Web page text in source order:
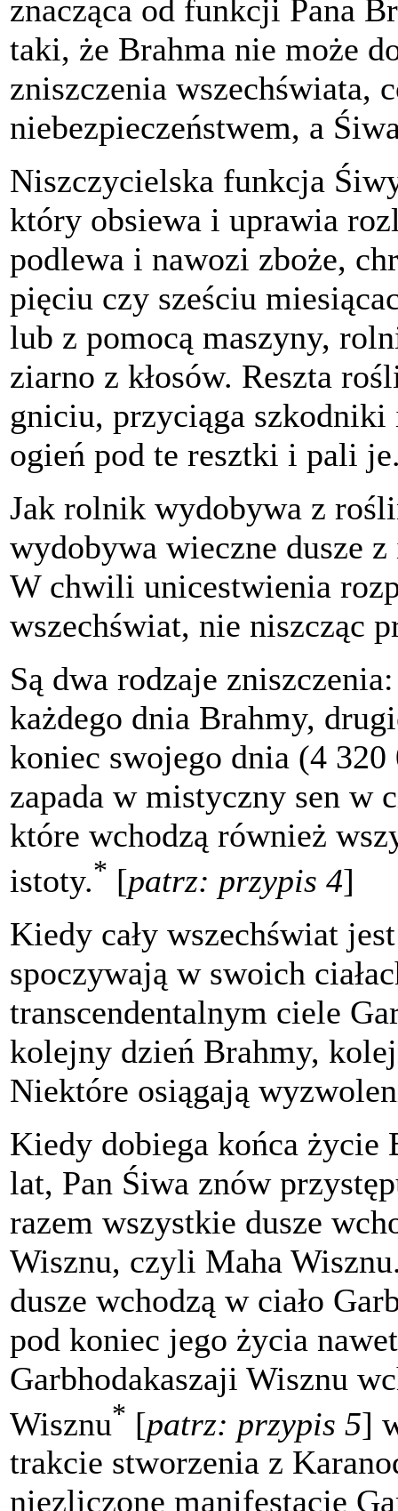
znacząca od funkcji Pana
taki, że Brahma nie może
zniszczenia wszechświata,
niebezpieczeństwem, a
Niszczycielska funkcja
który obsiewa i uprawia
podlewa i nawozi zboże,
pięciu czy sześciu
lub z pomocą maszyny,
ziarno z kłosów. Reszta
gniciu, przyciąga szkodniki
ogień pod te resztki i pali
Jak rolnik wydobywa z
wydobywa wieczne dusze
W chwili unicestwienia
wszechświat, nie niszcząc
Są dwa rodzaje
każdego dnia Brahmy,
koniec swojego dnia (4 320
zapada w mistyczny sen w
które wchodzą również
istoty.* [patrz: przypis 4]
Kiedy cały wszechświat
spoczywają w swoich
transcendentalnym ciele
kolejny dzień Brahmy,
Niektóre osiągają
Kiedy dobiega końca życie
lat, Pan Śiwa znów
razem wszystkie dusze
Wisznu, czyli Maha
dusze wchodzą w ciało
pod koniec jego życia
Garbhodakaszaji Wisznu
Wisznu* [patrz: przypis 5]
trakcie stworzenia z
niezliczone manifestacje